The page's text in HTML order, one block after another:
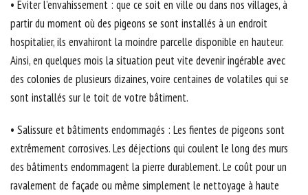
• Eviter l’envahissement : que ce soit en ville ou dans nos villages, à
partir du moment où des pigeons se sont installés à un endroit
hospitalier, ils envahiront la moindre parcelle disponible en hauteur.
Ainsi, en quelques mois la situation peut vite devenir ingérable avec
des colonies de plusieurs dizaines, voire centaines de volatiles qui se
sont installés sur le toit de votre bâtiment.
• Salissure et bâtiments endommagés : Les fientes de pigeons sont
extrêmement corrosives. Les déjections qui coulent le long des murs
des bâtiments endommagent la pierre durablement. Le coût pour un
ravalement de façade ou même simplement le nettoyage à haute